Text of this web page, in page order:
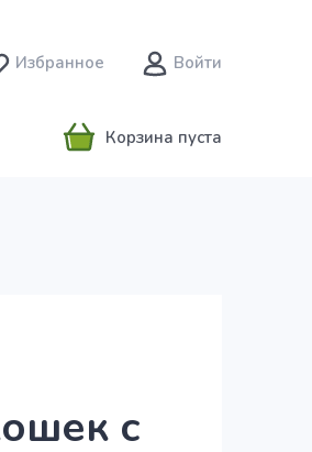
Избранное Войти
Корзина пуста
с